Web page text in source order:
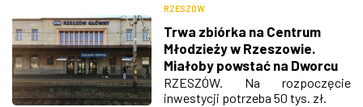
RZESZÓW
Trwa zbiórka na Centrum
Młodzieży w Rzeszowie.
Miałoby powstać na Dworcu
Głównym PKP
RZESZÓW. Na rozpoczęcie
inwestycji potrzeba 50 tys. zł.